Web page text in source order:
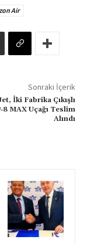
Air
Sonraki İçerik
İki Fabrika Çıkışlı
MAX Uçağı Teslim
Alındı